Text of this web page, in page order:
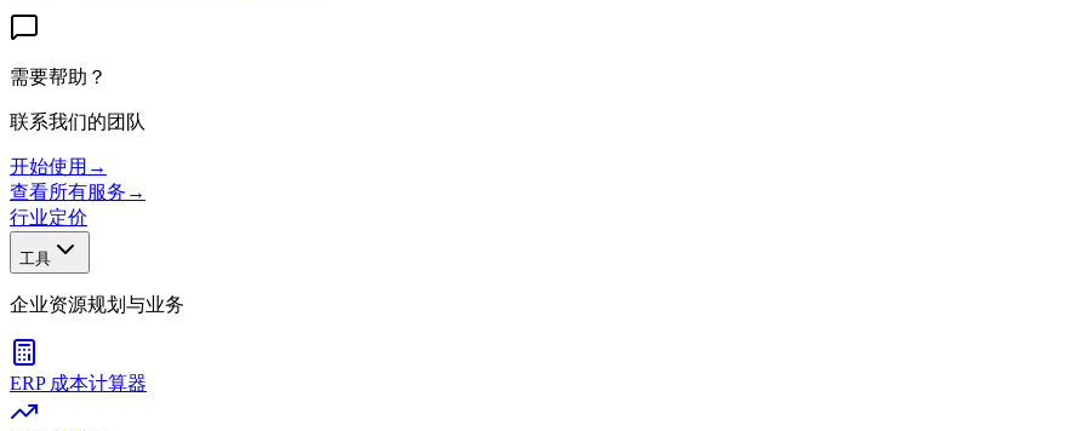
需要帮助？
联系我们的团队
开始使用 →
查看所有服务 →
行业定价
工具
企业资源规划与业务
ERP 成本计算器